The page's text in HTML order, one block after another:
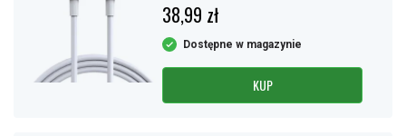
38,99 zł
Dostępne w magazynie
KUP